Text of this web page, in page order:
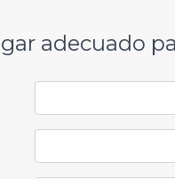
adecuado